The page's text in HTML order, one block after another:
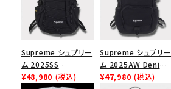
Supreme シュプリー
ム 2025SS
Backpack バックパッ
¥48,980 (税込)
Supreme シュプリー
ム 2025AW Denim
Backpack デニム バ
¥47,980 (税込)